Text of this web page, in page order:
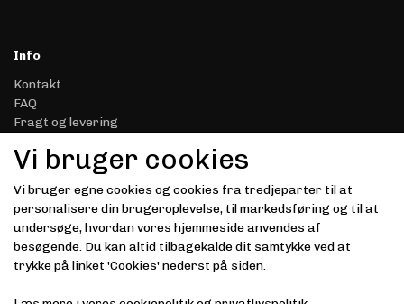
Info
Kontakt
FAQ
Fragt og levering
Handelsbetingelser
Datasikkerhed & Privatliv
Gavekort
Om Driver.dk
Kunde login
Modtag vores nyhedsbrev via e-mail
Vi bruger cookies
Vi bruger egne cookies og cookies fra tredjeparter til at
personalisere din brugeroplevelse, til markedsføring og til at
undersøge, hvordan vores hjemmeside anvendes af
besøgende. Du kan altid tilbagekalde dit samtykke ved at
trykke på linket 'Cookies' nederst på siden.